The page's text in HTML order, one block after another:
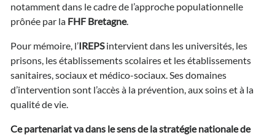
notamment dans le cadre de l’approche populationnelle
prônée par la FHF Bretagne.
Pour mémoire, l’IREPSintervient dans les universités, les
prisons, les établissements scolaires et les établissements
sanitaires, sociaux et médico-sociaux. Ses domaines
d’intervention sont l’accès à la prévention, aux soins et à la
qualité de vie.
Ce partenariat va dans le sens de la stratégie nationale de